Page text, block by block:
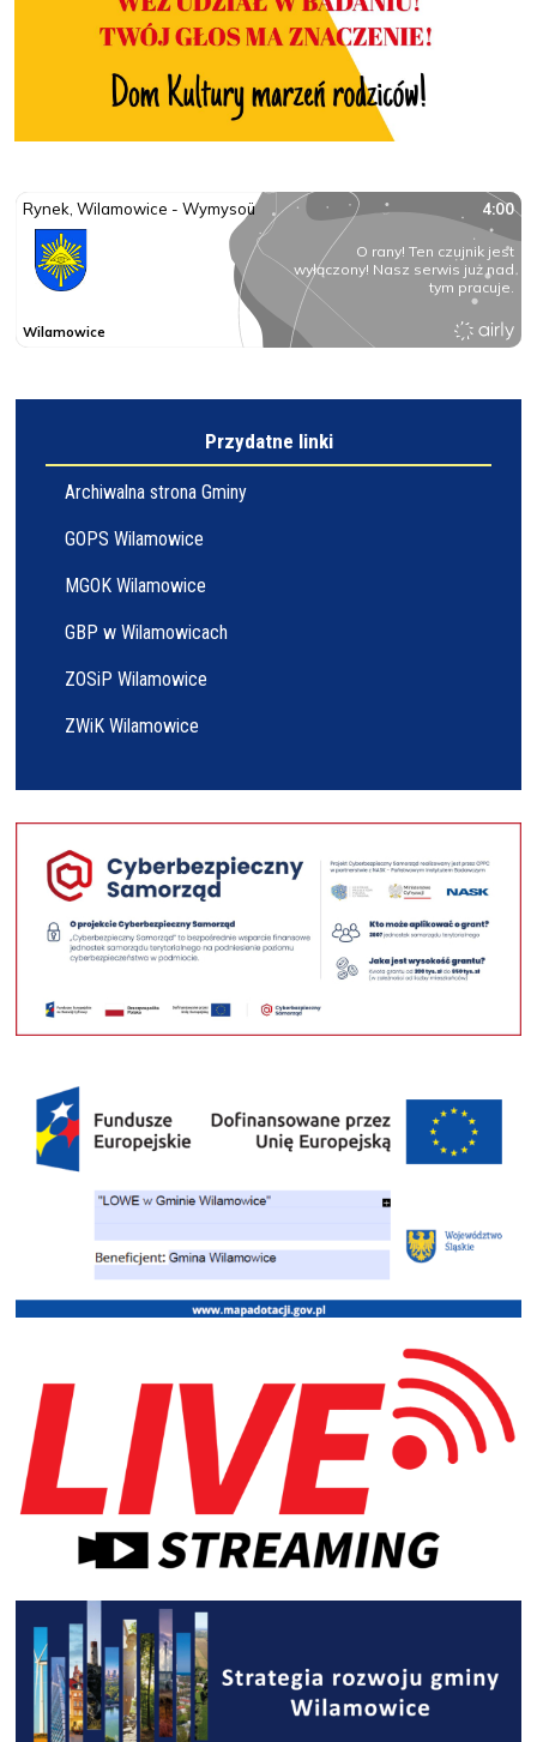
Przydatne linki
Archiwalna strona Gminy
GOPS Wilamowice
MGOK Wilamowice
GBP w Wilamowicach
ZOSiP Wilamowice
ZWiK Wilamowice